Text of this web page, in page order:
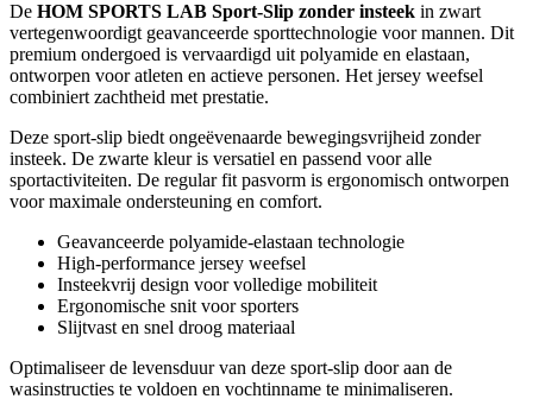
De HOM SPORTS LAB Sport-Slip zonder insteek in zwart
vertegenwoordigt geavanceerde sporttechnologie voor mannen. Dit
premium ondergoed is vervaardigd uit polyamide en elastaan,
ontworpen voor atleten en actieve personen. Het jersey weefsel
combiniert zachtheid met prestatie.
Deze sport-slip biedt ongeëvenaarde bewegingsvrijheid zonder
insteek. De zwarte kleur is versatiel en passend voor alle
sportactiviteiten. De regular fit pasvorm is ergonomisch ontworpen
voor maximale ondersteuning en comfort.
Geavanceerde polyamide-elastaan technologie
High-performance jersey weefsel
Insteekvrij design voor volledige mobiliteit
Ergonomische snit voor sporters
Slijtvast en snel droog materiaal
Optimaliseer de levensduur van deze sport-slip door aan de
wasinstructies te voldoen en vochtinname te minimaliseren.